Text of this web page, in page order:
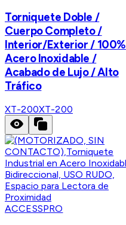
Torniquete Doble /
Cuerpo Completo /
Interior/Exterior / 100%
Acero Inoxidable /
Acabado de Lujo / Alto
Tráfico
XT-200XT-200
ACCESSPRO